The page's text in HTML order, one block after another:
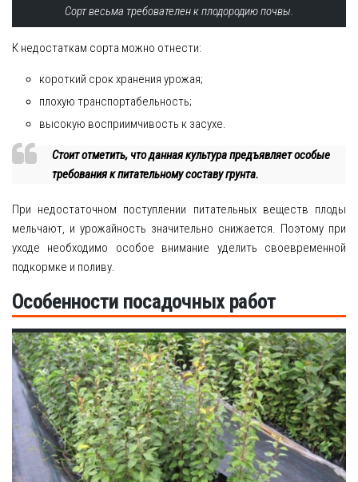
Сорт весьма требователен к плодородию почвы.
К недостаткам сорта можно отнести:
короткий срок хранения урожая;
плохую транспортабельность;
высокую восприимчивость к засухе.
Стоит отметить, что данная культура предъявляет особые
требования к питательному составу грунта.
При недостаточном поступлении питательных веществ плоды
мельчают, и урожайность значительно снижается. Поэтому при
уходе необходимо особое внимание уделить своевременной
подкормке и поливу.
Особенности посадочных работ